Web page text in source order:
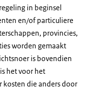
in beginsel
en/of particuliere
provincies,
worden gemaakt
is bovendien
het voor het
kosten die anders door